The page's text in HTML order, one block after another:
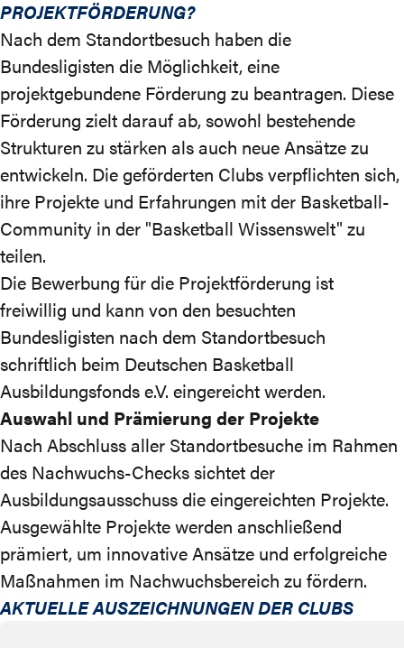
PROJEKTFÖRDERUNG?
Nach dem Standortbesuch haben die
Bundesligisten die Möglichkeit, eine
projektgebundene Förderung zu beantragen. Diese
Förderung zielt darauf ab, sowohl bestehende
Strukturen zu stärken als auch neue Ansätze zu
entwickeln. Die geförderten Clubs verpflichten sich,
ihre Projekte und Erfahrungen mit der Basketball-
Community in der "Basketball Wissenswelt" zu
teilen.
Die Bewerbung für die Projektförderung ist
freiwillig und kann von den besuchten
Bundesligisten nach dem Standortbesuch
schriftlich beim Deutschen Basketball
Ausbildungsfonds e.V. eingereicht werden.
Auswahl und Prämierung der Projekte
Nach Abschluss aller Standortbesuche im Rahmen
des Nachwuchs-Checks sichtet der
Ausbildungsausschuss die eingereichten Projekte.
Ausgewählte Projekte werden anschließend
prämiert, um innovative Ansätze und erfolgreiche
Maßnahmen im Nachwuchsbereich zu fördern.
AKTUELLE AUSZEICHNUNGEN DER CLUBS